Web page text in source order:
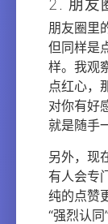
2. 朋友
朋友圈里
但同样是
样。我观
点红心，
对你有好
就是随手
另外，现
有人会专
纯的点赞
“强烈认